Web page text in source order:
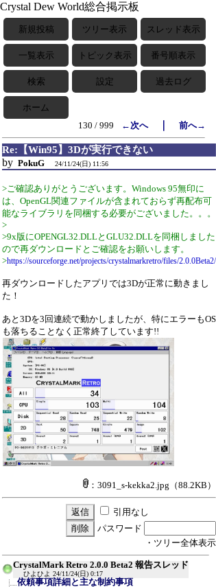
Crystal Dew World総合掲示板
新規投稿 ツリー表示 スレッド表示
一覧表示 トピック表示 番号順表示
検索 設定 過去ログ
ホーム
130 / 999
←次へ｜ 前へ→
Re:【Win95】3Dが実行できない
by PokuG 24/11/24(日) 11:56
>ご確認ありがとうございます。Windows 95無印に
は、OpenGL関連ファイルが含まれておらず再配布可
能なライブラリを同梱する必要がございました。。。
>
>9x版にOPENGL32.DLLとGLU32.DLLを同梱しました
ので再ダウンロードとご確認をお願いします。
>https://sourceforge.net/projects/crystalmarkretro/files/2.0.0Beta2/
再ダウンロードしたアプリでは3Dが正常に動きまし
た！
あと3Dを3回連続で動かしましたが、特にエラーもOS
も落ちることなく正常終了しています!!
：3091_s-kekka2.jpg （88.2KB）
引用なし
パスワード
・ツリー全体表示
CrystalMark Retro 2.0.0 Beta2 報告スレッド
ひよひよ 24/11/24(日) 0:17
依頼事項詳細と主な制約事項